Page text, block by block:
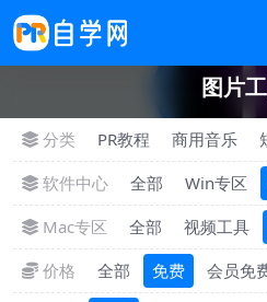
图片
分类 PR教程 商用音乐
软件中心
全部 Win专区
Mac专区
全部 视频工具
价格
全部 免费 会员免